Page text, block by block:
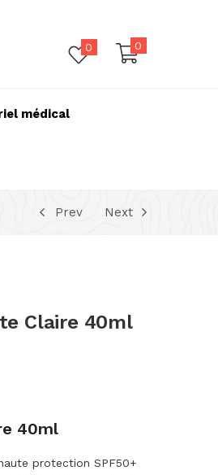
0 0
médical
Prev Next
Claire 40ml
40ml
protection SPF50+